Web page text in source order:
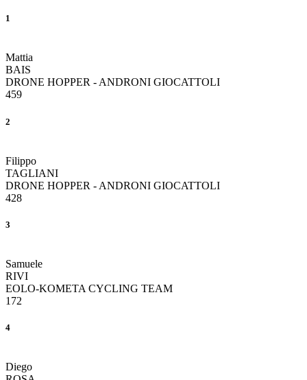
1
Mattia
BAIS
DRONE HOPPER - ANDRONI GIOCATTOLI
459
2
Filippo
TAGLIANI
DRONE HOPPER - ANDRONI GIOCATTOLI
428
3
Samuele
RIVI
EOLO-KOMETA CYCLING TEAM
172
4
Diego